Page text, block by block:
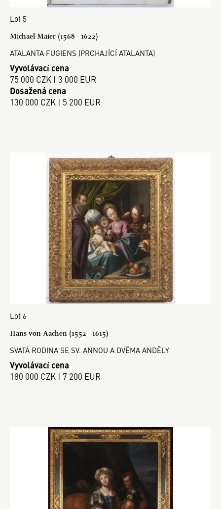
Lot 5
Michael Maier (1568 - 1622)
ATALANTA FUGIENS (PRCHAJÍCÍ ATALANTA)
Vyvolávací cena
75 000 CZK | 3 000 EUR
Dosažená cena
130 000 CZK | 5 200 EUR
Lot 6
Hans von Aachen (1552 - 1615)
SVATÁ RODINA SE SV. ANNOU A DVĚMA ANDĚLY
Vyvolávací cena
180 000 CZK | 7 200 EUR